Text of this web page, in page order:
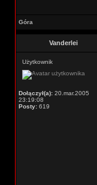
Góra
Vanderlei
Użytkownik
Dołączył(a): 20.mar.2005
23:19:08
Posty: 619